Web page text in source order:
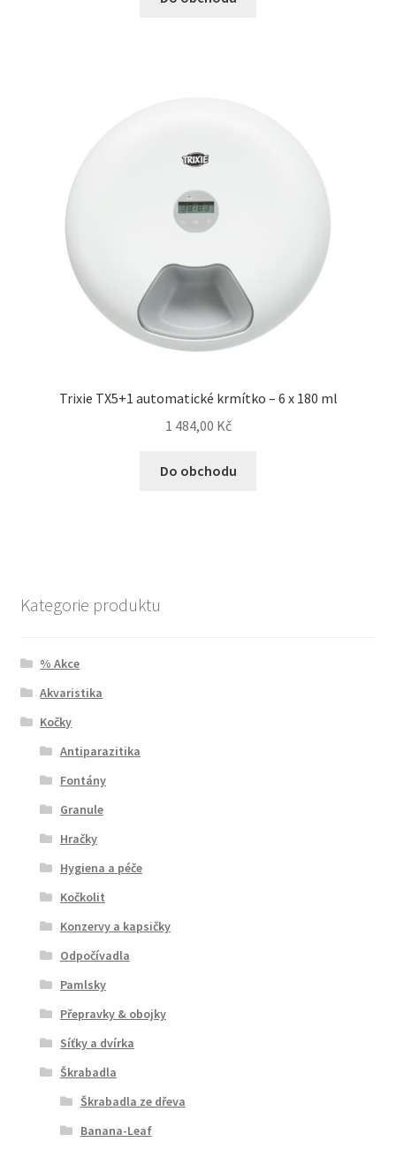
Trixie TX5+1 automatické krmítko – 6 x 180 ml
1 484,00 Kč
Do obchodu
Kategorie produktu
% Akce
Akvaristika
Kočky
Antiparazitika
Fontány
Granule
Hračky
Hygiena a péče
Kočkolit
Konzervy a kapsičky
Odpočívadla
Pamlsky
Přepravky & obojky
Síťky a dvírka
Škrabadla
Škrabadla ze dřeva
Banana-Leaf